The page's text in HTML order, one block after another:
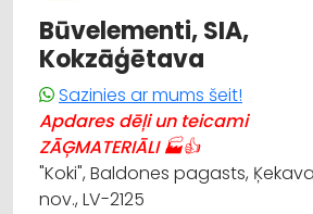
Būvelementi, SIA,
Kokzāģētava
Sazinies ar mums šeit!
Apdares dēļi un teicami
ZĀĢMATERIĀLI 🏭👍
"Koki", Baldones pagasts,
nov., LV-2125